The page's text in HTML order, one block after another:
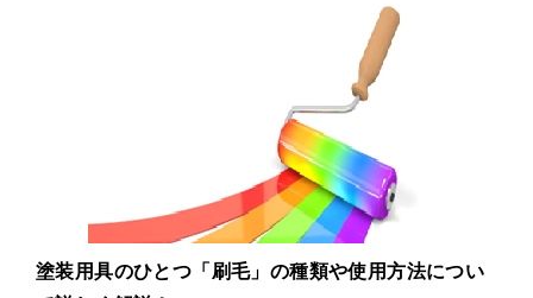
塗装用具のひとつ「刷毛」の種類や使用方法につい